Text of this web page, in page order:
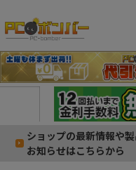
ショップの最新情報や
お知らせはこちらから